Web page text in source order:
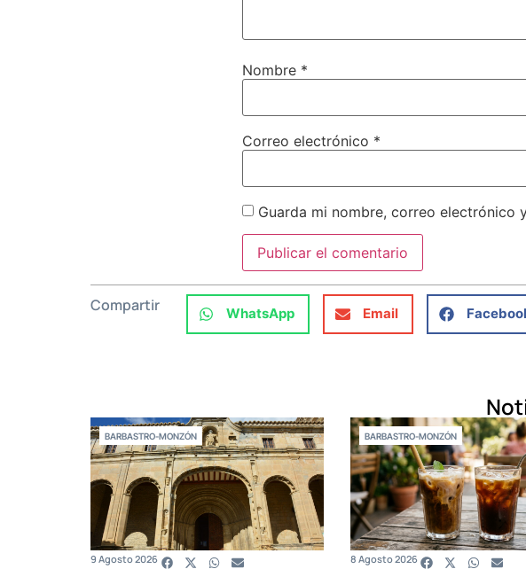
Nombre *
Correo electrónico *
Guarda mi nombre, correo electrónico
Compartir WhatsApp Email
BARBASTRO-MONZÓN
9 Agosto 2026
BARBASTRO-MONZÓN
8 Agosto 2026